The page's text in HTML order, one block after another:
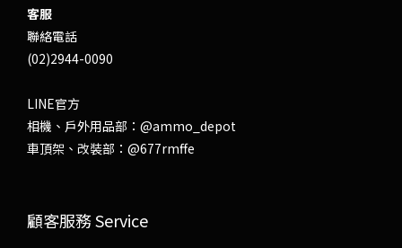
客服
聯絡電話
(02)2944-0090
LINE官方
相機、戶外用品部： @ammo_depot
車頂架、改裝部： @677rmffe
顧客服務 Service